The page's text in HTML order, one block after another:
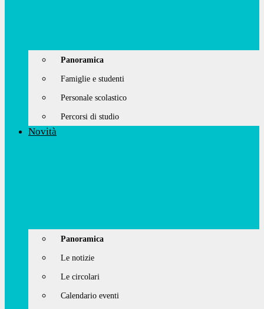
Panoramica
Famiglie e studenti
Personale scolastico
Percorsi di studio
Novità
Panoramica
Le notizie
Le circolari
Calendario eventi